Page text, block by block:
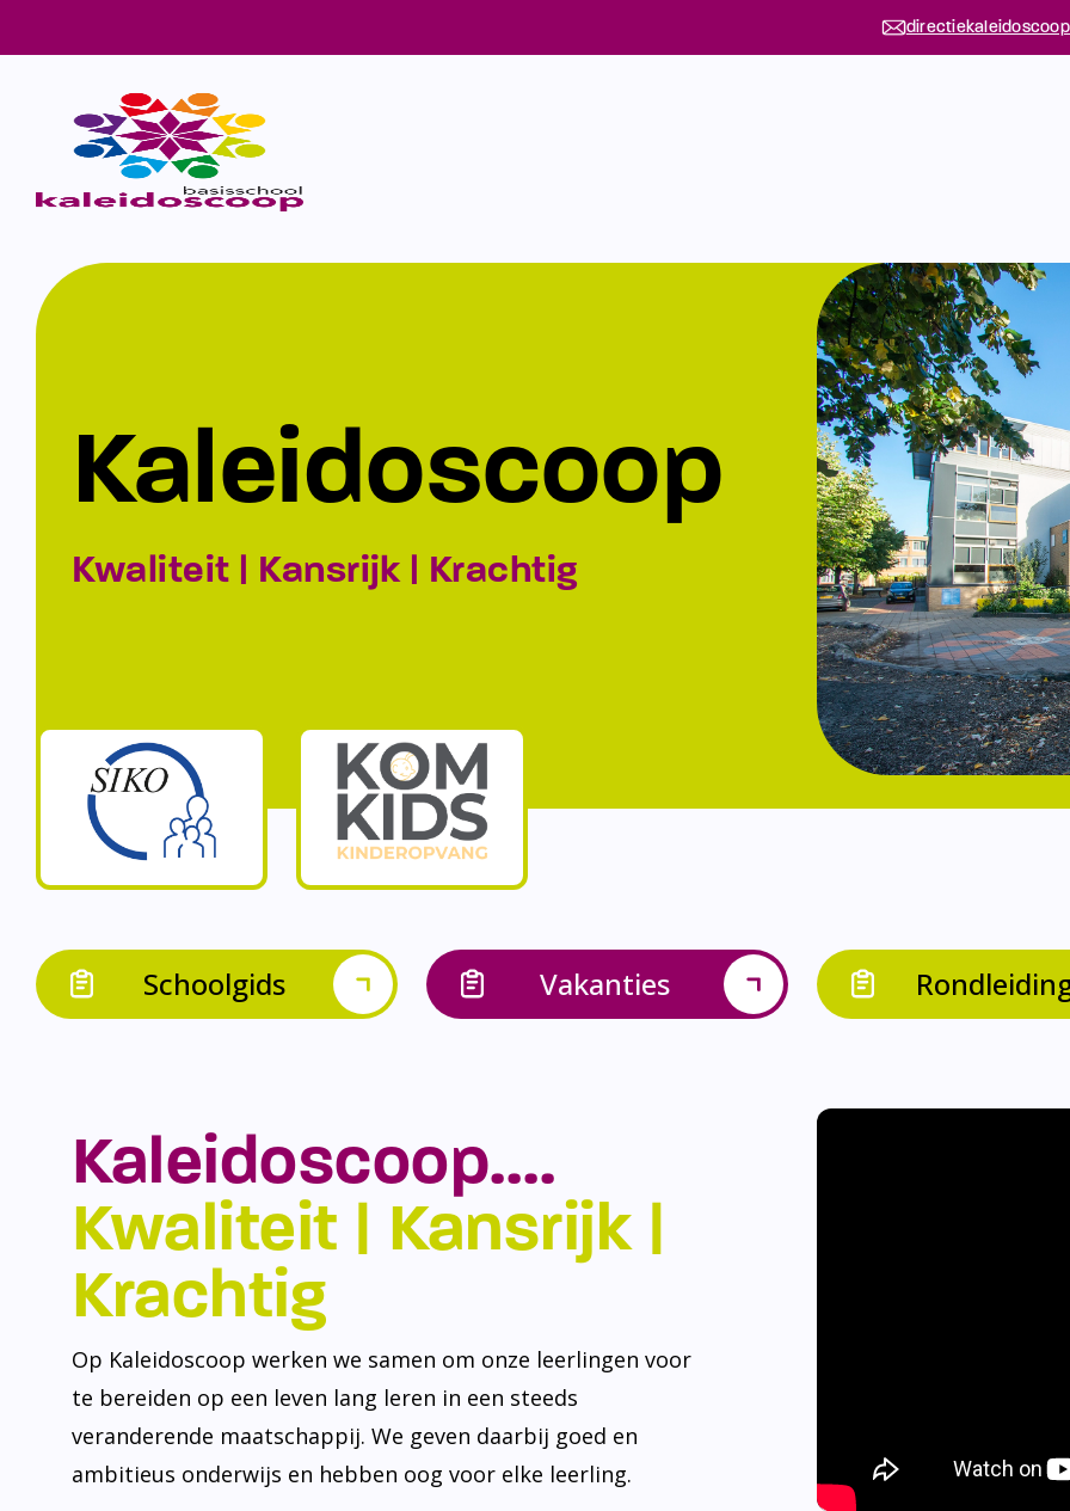
Kaleidoscoop
Kwaliteit | Kansrijk | Krachtig
Schoolgids Vakanties
Kaleidoscoop….
Kwaliteit | Kansrijk |
Krachtig
Op Kaleidoscoop werken we samen om onze leerlingen voor
te bereiden op een leven lang leren in een steeds
veranderende maatschappij. We geven daarbij goed en
ambitieus onderwijs en hebben oog voor elke leerling.